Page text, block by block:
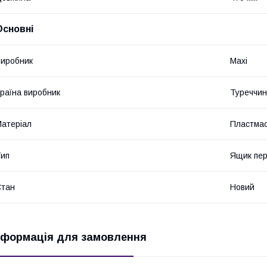
Maxi
виробник
Ящик
Новий
для замовлення